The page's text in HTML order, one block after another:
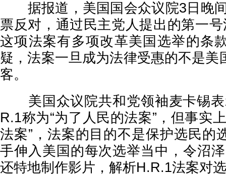
据报道，美国国会众议院3日晚
票反对，通过民主党人提出的第一
这项法案有多项改革美国选举的条
疑，法案一旦成为法律受惠的不是美
客。
美国众议院共和党领袖麦卡锡表
R.1称为“为了人民的法案”，但事实
法案”，法案的目的不是保护选民的
手伸入美国的每次选举当中，令沼
还特地制作影片，解析H.R.1法案对